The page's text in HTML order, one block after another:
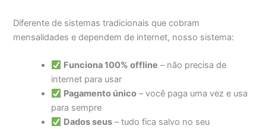
Diferente de sistemas tradicionais que cobram
mensalidades e dependem de internet, nosso sistema:
Funciona 100% offline – não precisa de
internet para usar
Pagamento único– você paga uma vez e usa
para sempre
Dados seus– tudo fica salvo no seu